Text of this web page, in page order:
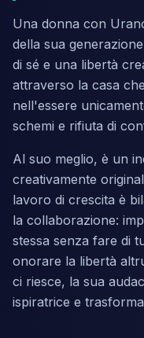
Una donna con
della sua
di sé e una libertà
attraverso la casa
nell'essere
schemi e rifiuta di
Al suo meglio, è un
creativamente
lavoro di crescita è
la collaborazione:
stessa senza fare di
onorare la libertà
ci riesce, la sua
ispiratrice e